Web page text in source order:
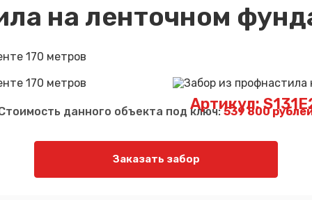
на ленточном
Артикул:
данного объекта под ключ:539 800
Заказать забор